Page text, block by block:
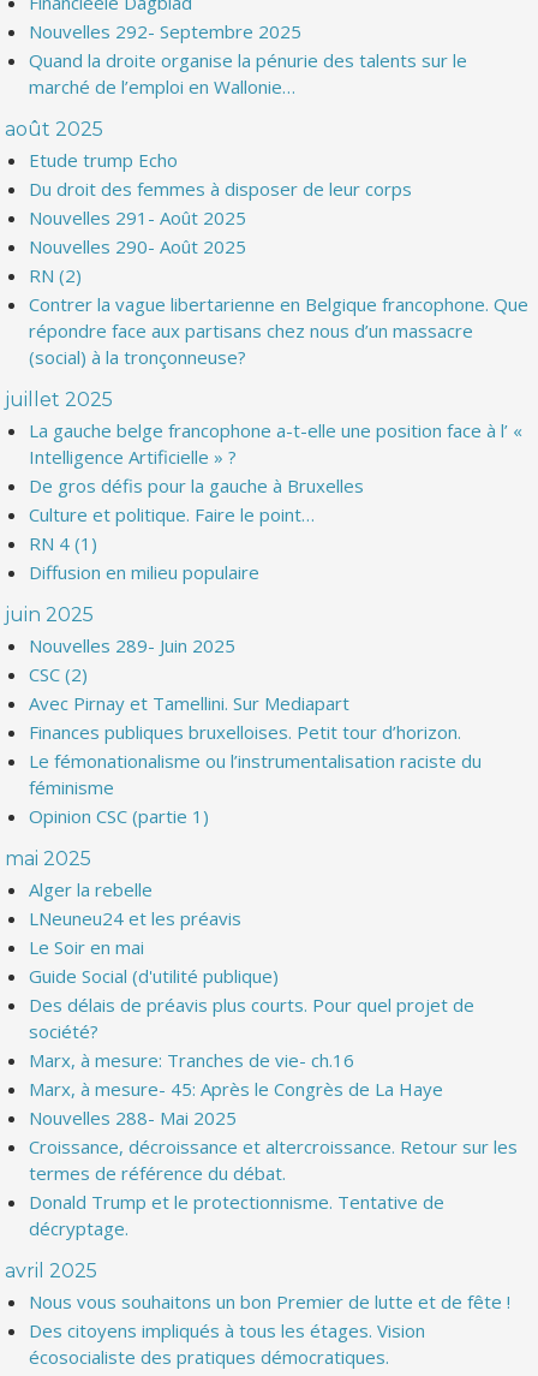
Nouvelles 292- Septembre 2025
Quand la droite organise la pénurie des talents sur le
marché de l’emploi en Wallonie…
août 2025
Etude trump Echo
Du droit des femmes à disposer de leur corps
Nouvelles 291- Août 2025
Nouvelles 290- Août 2025
RN (2)
Contrer la vague libertarienne en Belgique francophone. Que
répondre face aux partisans chez nous d’un massacre
(social) à la tronçonneuse?
juillet 2025
La gauche belge francophone a-t-elle une position face à l’ «
Intelligence Artificielle » ?
De gros défis pour la gauche à Bruxelles
Culture et politique. Faire le point…
RN 4 (1)
Diffusion en milieu populaire
juin 2025
Nouvelles 289- Juin 2025
CSC (2)
Avec Pirnay et Tamellini. Sur Mediapart
Finances publiques bruxelloises. Petit tour d’horizon.
Le fémonationalisme ou l’instrumentalisation raciste du
féminisme
Opinion CSC (partie 1)
mai 2025
Alger la rebelle
LNeuneu24 et les préavis
Le Soir en mai
Guide Social (d'utilité publique)
Des délais de préavis plus courts. Pour quel projet de
société?
Marx, à mesure: Tranches de vie- ch.16
Marx, à mesure- 45: Après le Congrès de La Haye
Nouvelles 288- Mai 2025
Croissance, décroissance et altercroissance. Retour sur les
termes de référence du débat.
Donald Trump et le protectionnisme. Tentative de
décryptage.
avril 2025
Nous vous souhaitons un bon Premier de lutte et de fête !
Des citoyens impliqués à tous les étages. Vision
écosocialiste des pratiques démocratiques.